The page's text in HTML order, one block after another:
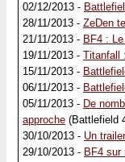
02/12/2013 -
28/11/2013 - ZeDen
21/11/2013 - BF4 :
19/11/2013 - Titanfall
15/11/2013 -
06/11/2013 -
05/11/2013 - De
approche (Battlefield
30/10/2013 - Un
29/10/2013 - BF4 sur